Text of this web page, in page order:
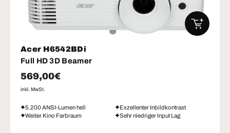
Acer H6542BDi
Full HD 3D Beamer
Normaler Preis
569,00€
inkl. MwSt.
5.200 ANSI-Lumen hell
Exzellenter Inbildkontrast
Weiter Kino Farbraum
Sehr niedriger Input Lag
IN DEN